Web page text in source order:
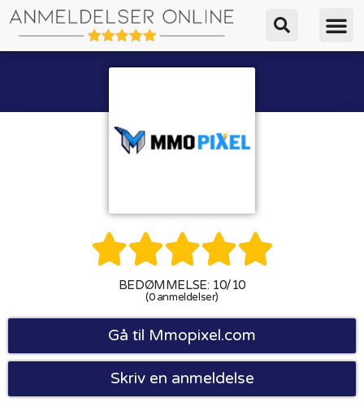

BEDØMMELSE: 10/10
(0 anmeldelser)
Gå til Mmopixel.com
Skriv en anmeldelse